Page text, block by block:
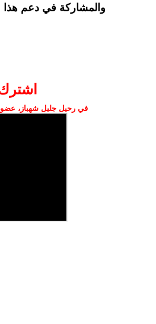
والمشاركة في دعم هذا
في رحيل جليل شهباز، عضو